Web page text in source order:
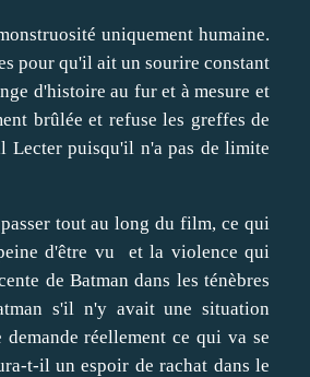
uniquement humaine.
pour qu'il ait un sourire constant
d'histoire au fur et à mesure et
brûlée et refuse les greffes de
Lecter puisqu'il n'a pas de limite
tout au long du film, ce qui
d'être vu et la violence qui
de Batman dans les ténèbres
s'il n'y avait une situation
réellement ce qui va se
t-il un espoir de rachat dans le